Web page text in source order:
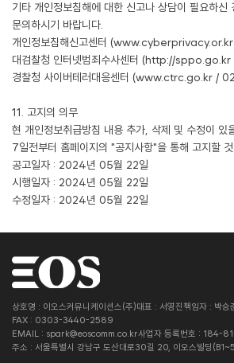
기타 개인정보침해에 대한 신고나 상담이 필요하신
문의하시기 바랍니다.
개인정보침해신고센터
대검찰청 인터넷범죄수사센터 (http://
경찰청 사이버테러대응센터 (www.ctrc.go.kr /
11. 고지의 의무
현 개인정보취급방침 내용 추가, 삭제 및 수정이 있
7일전부터 홈페이지의 "공지사항"을 통해 고지할 것
공고일자 : 2024년 05월 22일
시행일자 : 2024년 05월 22일
수정일자 : 2024년 05월 22일
상호명 : 이오스커뮤니케이션스(주)대표 : 서영진책임자 : 박승
FAX : 0303-3440-2589
EMAIL : spark@eoscomm.co.kr사업자 등록번호 : 184-
주소 : 서울특별시 강남구 도산대로30길 20, 이오스빌딩